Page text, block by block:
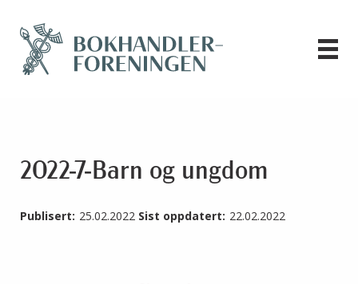
2022-7-Barn og ungdom
Publisert: 25.02.2022 Sist oppdatert: 22.02.2022